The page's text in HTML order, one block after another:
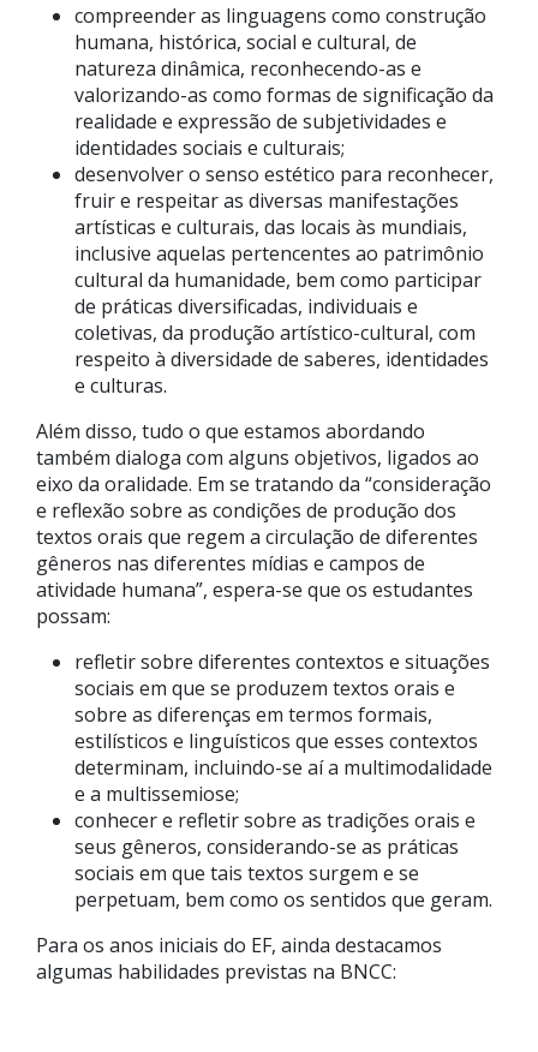
compreender as linguagens como construção
humana, histórica, social e cultural, de
natureza dinâmica, reconhecendo-as e
valorizando-as como formas de significação da
realidade e expressão de subjetividades e
identidades sociais e culturais;
desenvolver o senso estético para reconhecer,
fruir e respeitar as diversas manifestações
artísticas e culturais, das locais às mundiais,
inclusive aquelas pertencentes ao patrimônio
cultural da humanidade, bem como participar
de práticas diversificadas, individuais e
coletivas, da produção artístico-cultural, com
respeito à diversidade de saberes, identidades
e culturas.
Além disso, tudo o que estamos abordando
também dialoga com alguns objetivos, ligados ao
eixo da oralidade. Em se tratando da “consideração
e reflexão sobre as condições de produção dos
textos orais que regem a circulação de diferentes
gêneros nas diferentes mídias e campos de
atividade humana”, espera-se que os estudantes
possam:
refletir sobre diferentes contextos e situações
sociais em que se produzem textos orais e
sobre as diferenças em termos formais,
estilísticos e linguísticos que esses contextos
determinam, incluindo-se aí a multimodalidade
e a multissemiose;
conhecer e refletir sobre as tradições orais e
seus gêneros, considerando-se as práticas
sociais em que tais textos surgem e se
perpetuam, bem como os sentidos que geram.
Para os anos iniciais do EF, ainda destacamos
algumas habilidades previstas na BNCC: